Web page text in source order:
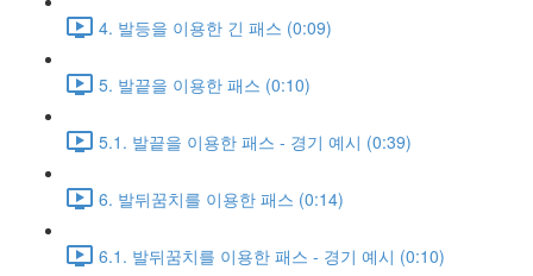
4. 발등을 이용한 긴 패스 (0:09)
5. 발끝을 이용한 패스 (0:10)
5.1. 발끝을 이용한 패스 - 경기 예시 (0:39)
6. 발뒤꿈치를 이용한 패스 (0:14)
6.1. 발뒤꿈치를 이용한 패스 - 경기 예시 (0:10)